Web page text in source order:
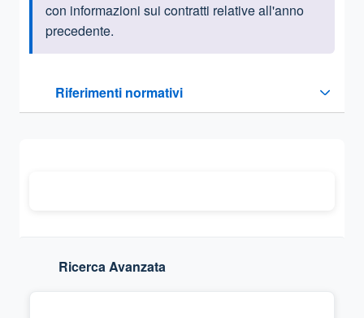
con informazioni sui contratti relative all'anno
precedente.
Riferimenti normativi
Sezione compressa
Ricerca Avanzata